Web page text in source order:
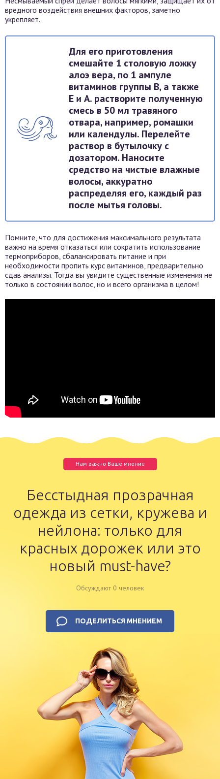
вредного воздействия внешних факторов, заметно
укрепляет.
Для его приготовления
смешайте 1 столовую ложку
алоэ вера, по 1 ампуле
витаминов группы В, а также
Е и А. растворите полученную
смесь в 50 мл травяного
отвара, например, ромашки
или календулы. Перелейте
раствор в бутылочку с
дозатором. Наносите
средство на чистые влажные
волосы, аккуратно
распределяя его, каждый раз
после мытья головы.
Помните, что для достижения максимального результата
важно на время отказаться или сократить использование
термоприборов, сбалансировать питание и при
необходимости пропить курс витаминов, предварительно
сдав анализы. Тогда вы увидите существенные изменения не
только в состоянии волос, но и всего организма в целом!
Нам важно Ваше мнение
Бесстыдная прозрачная
одежда из сетки, кружева и
нейлона: только для
красных дорожек или это
новый must-have?
Обсуждают 0 человек
ПОДЕЛИТЬСЯ МНЕНИЕМ